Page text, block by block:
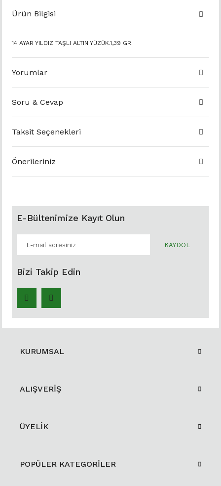
Ürün Bilgisi
14 AYAR YILDIZ TAŞLI ALTIN YÜZÜK.1,39 GR.
Yorumlar
Soru & Cevap
Taksit Seçenekleri
Önerileriniz
E-Bültenimize Kayıt Olun
KAYDOL
Bizi Takip Edin
KURUMSAL
ALIŞVERİŞ
ÜYELİK
POPÜLER KATEGORİLER